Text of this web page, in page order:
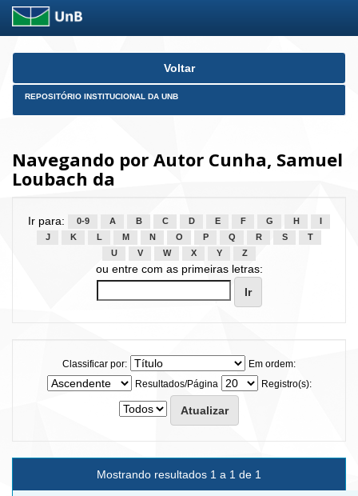
Skip
Voltar
REPOSITÓRIO INSTITUCIONAL DA UNB
Navegando por Autor Cunha, Samuel
Loubach da
Ir para: 0-9 A B C D E F G H
J
K L M N O P Q R S
T
U
V W X Y Z
ou entre com as primeiras letras:
Classificar por:
Em ordem:
Resultados/Página
Registro(s):
Mostrando resultados 1 a 1 de 1